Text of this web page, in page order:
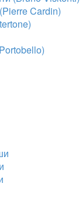
Cardin)